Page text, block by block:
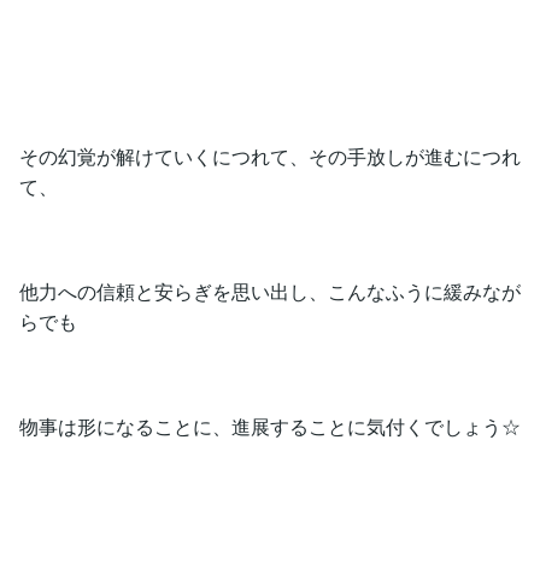
その幻覚が解けていくにつれて、その手放しが進むにつれ
て、
他力への信頼と安らぎを思い出し、こんなふうに緩みなが
らでも
物事は形になることに、進展することに気付くでしょう☆